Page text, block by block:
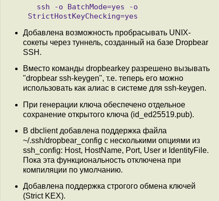
Добавлена возможность пробрасывать UNIX-
сокеты через туннель, созданный на базе Dropbear
SSH.
Вместо команды dropbearkey разрешено вызывать
"dropbear ssh-keygen", т.е. теперь его можно
использовать как алиас в системе для ssh-keygen.
При генерации ключа обеспечено отдельное
сохранение открытого ключа (id_ed25519.pub).
В dbclient добавлена поддержка файла
~/.ssh/dropbear_config с несколькими опциями из
ssh_config: Host, HostName, Port, User и IdentityFile.
Пока эта функциональность отключена при
компиляции по умолчанию.
Добавлена поддержка строгого обмена ключей
(Strict KEX).